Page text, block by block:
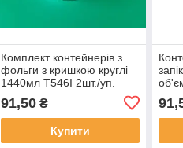
Комплект контейнерів з
фольги з кришкою круглі
1440мл Т546I 2шт./уп.
91,50₴
Купити